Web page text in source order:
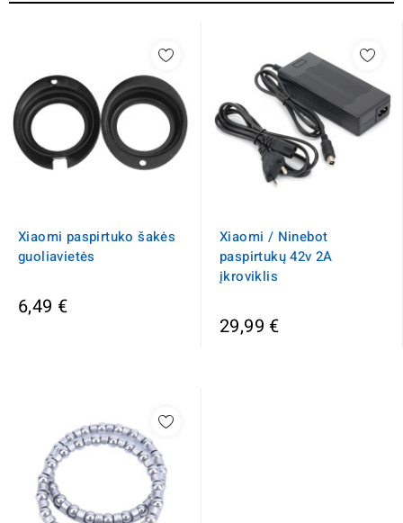
Xiaomi paspirtuko šakės
guoliavietės
6,49 €
Xiaomi / Ninebot
paspirtukų 42v 2A
įkroviklis
29,99 €